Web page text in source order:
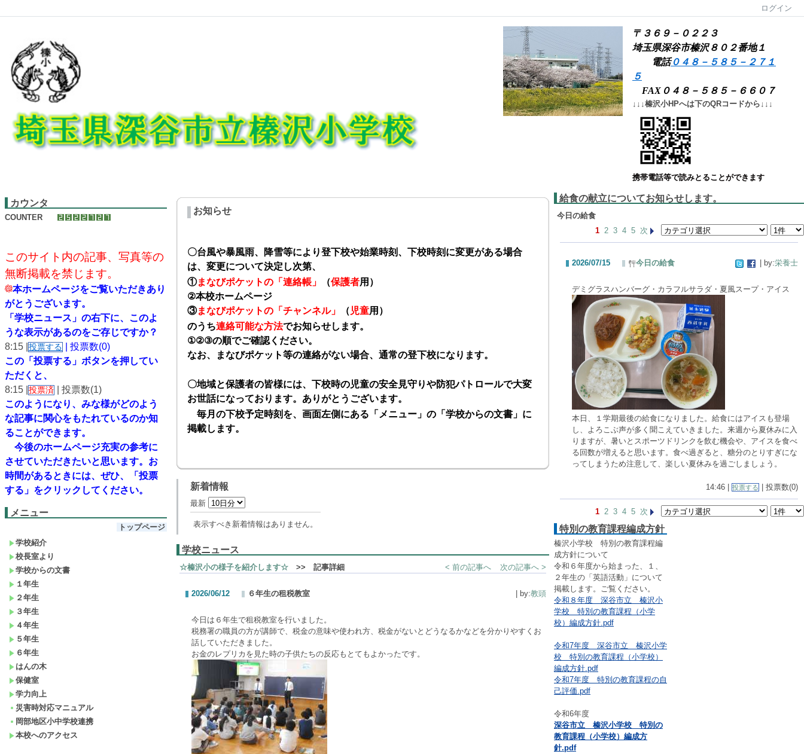
ログイン
〒３６９－０２２３
埼玉県深谷市榛沢８０２番地１
電話０４８－５８５－２７１
５
FAX０４８－５８５－６６０７
↓↓↓榛沢小HPへは下のQRコードから↓↓↓
携帯電話等で読みとることができます
カウンタ
COUNTER
このサイト内の記事、写真等の
無断掲載を禁じます。
本ホームページをご覧いただきあり
がとうございます。
「学校ニュース」の右下に、このよ
うな表示があるのをご存じですか？
8:15 | 投票する
| 投票数(0)
この「投票する」ボタンを押してい
ただくと、
8:15 | 投票済
| 投票数(1)
このようになり、 みな様がどのよう
な記事に関心をもたれているのか知
ることができます。
今後のホームページ充実の参考に
させていただきたいと思います。 お
時間があるときには、ぜひ、「投票
する」をクリックしてください。
メニュー
トップページ
学校紹介
校長室より
学校からの文書
１年生
２年生
３年生
４年生
５年生
６年生
はんの木
保健室
学力向上
災害時対応マニュアル
岡部地区小中学校連携
本校へのアクセス
お知らせ
〇台風や暴風雨、 降雪等により登下校や始業時刻、下校時刻に変更がある場合
は、変更について決定し次第、
①まなびポケットの「連絡帳」 （保護者用）
②本校ホームページ
③まなびポケットの「チャンネル」 （ 児童用）
のうち連絡可能な方法でお知らせします。
①②③の順でご確認ください。
なお、まなびポケット等の連絡がない場合、通常の登下校になります。
〇地域と保護者の皆様には、下校時の児童の安全見守りや防犯パトロールで大変
お世話になっております。ありがとうございます。
毎月の下校予定時刻を、画面左側にある「メニュー」の「学校からの文書」に
掲載します。
新着情報
最新
表示すべき新着情報はありません。
学校ニュース
☆榛沢小の様子を紹介します☆ >> 記事詳細 < 前の記事へ 次の記事へ >
2026/06/12 ６年生の租税教室 | by:教頭
今日は６年生で租税教室を行いました。
税務署の職員の方が講師で、税金の意味や使われ方、税金がないとどうなるかなどを分かりやすくお
話していただきました。
お金のレプリカを見た時の子供たちの反応もとてもよかったです。
給食の献立についてお知らせします。
今日の給食
1 2 3 4 5 次
2026/07/15 今日の給食 | by:栄養士
デミグラスハンバーグ・カラフルサラダ・夏風スープ・アイス
本日、１学期最後の給食になりました。給食にはアイスも登場
し、よろこぶ声が多く聞こえていきました。来週から夏休みに入
りますが、暑いとスポーツドリンクを飲む機会や、アイスを食べ
る回数が増えると思います。食べ過ぎると、糖分のとりすぎにな
ってしまうため注意して、楽しい夏休みを過ごしましょう。
14:46 | 投票する | 投票数(0)
1 2 3 4 5 次
特別の教育課程編成方針
榛沢小学校 特別の教育課程編
成方針について
令和６年度から始まった、１、
２年生の「英語活動」について
掲載します。ご覧ください。
令和８年度 深谷市立 榛沢小
学校 特別の教育課程（小学
校）編成方針.pdf
令和7年度 深谷市立 榛沢小学
校 特別の教育課程（小学校）
編成方針.pdf
令和7年度 特別の教育課程の自
己評価.pdf
令和6年度
深谷市立 榛沢小学校 特別の
教育課程（小学校）編成方
針.pdf